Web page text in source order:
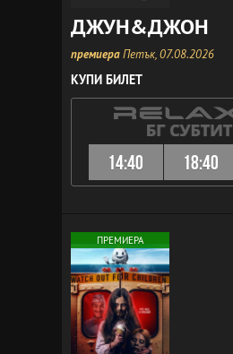
ДЖУН&ДЖОН
премиераПетък, 07.08.2026
КУПИ БИЛЕТ
14:40 18:40
ПРЕМИЕРА